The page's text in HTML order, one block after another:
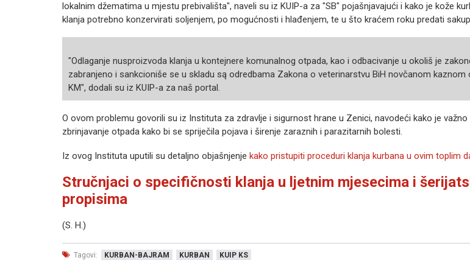
lokalnim džematima u mjestu prebivališta", naveli su iz KUIP-a za "SB" pojašnjavajući i kako je kože
klanja potrebno konzervirati soljenjem, po mogućnosti i hlađenjem, te u što kraćem roku predati
"Odlaganje nusproizvoda klanja u kontejnere komunalnog otpada, kao i odbacivanje u okoliš je
zabranjeno i sankcioniše se u skladu są odredbama Zakona o veterinarstvu BiH novčanom kaznom
KM", dodali su iz KUIP-a za naš portal.
O ovom problemu govorili su iz Instituta za zdravlje i sigurnost hrane u Zenici, navodeći kako je važno
zbrinjavanje otpada kako bi se spriječila pojava i širenje zaraznih i parazitarnih bolesti.
Iz ovog Instituta uputili su detaljno objašnjenje kako pristupiti proceduri klanja kurbana u ovim toplim
Stručnjaci o specifičnosti klanja u ljetnim mjesecima i
propisima
(S. H.)
Tagovi: KURBAN-BAJRAM KURBAN KUIP KS